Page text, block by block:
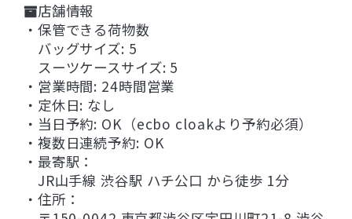
店舗情報
・保管できる荷物数
バッグサイズ: 5
スーツケースサイズ: 5
・営業時間: 24時間営業
・定休日: なし
・当日予約: OK（ecbo cloakより予約必須）
・複数日連続予約: OK
・最寄駅：
JR山手線 渋谷駅 ハチ公口 から徒歩 1分
・住所：